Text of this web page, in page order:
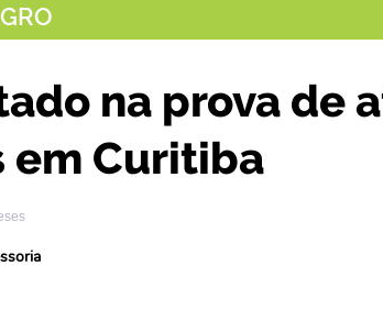
na prova de
em Curitiba